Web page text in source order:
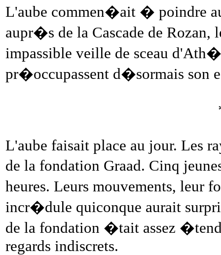
L'aube commen�ait � poindre
aupr�s de la Cascade de
impassible veille de sceau
pr�occupassent d�sormais son
L'aube faisait place au jour. Les
de la fondation Graad. Cinq
heures. Leurs mouvements,
incr�dule quiconque aurait
de la fondation �tait assez
regards indiscrets.